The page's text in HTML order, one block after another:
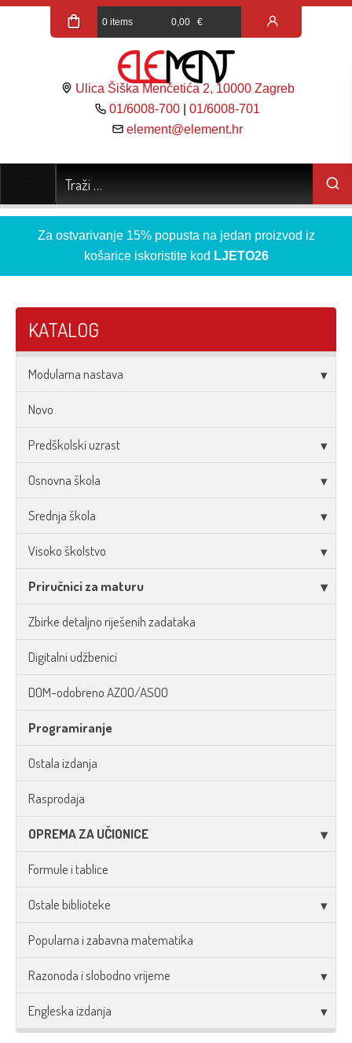
0 items 0,00 €
Ulica Šiška Menčetića 2, 10000 Zagreb
01/6008-700 |01/6008-701
element@element.hr
Za ostvarivanje 15% popusta na jedan proizvod iz
košarice iskoristite kod LJETO26
KATALOG
Modularna nastava
Novo
Predškolski uzrast
Osnovna škola
Srednja škola
Visoko školstvo
Priručnici za maturu
Zbirke detaljno riješenih zadataka
Digitalni udžbenici
DOM-odobreno AZOO/ASOO
Programiranje
Ostala izdanja
Rasprodaja
OPREMA ZA UČIONICE
Formule i tablice
Ostale biblioteke
Popularna i zabavna matematika
Razonoda i slobodno vrijeme
Engleska izdanja